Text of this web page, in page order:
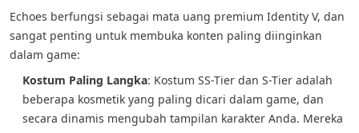
Echoes berfungsi sebagai mata uang premium Identity V, dan
sangat penting untuk membuka konten paling diinginkan
dalam game:
Kostum Paling Langka: Kostum SS-Tier dan S-Tier adalah
beberapa kosmetik yang paling dicari dalam game, dan
secara dinamis mengubah tampilan karakter Anda. Mereka